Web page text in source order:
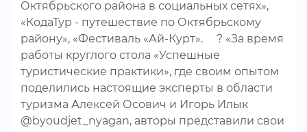
Октябрьского района в социальных сетях»,
«КодаТур - путешествие по Октябрьскому
району», «Фестиваль «Ай-Курт». ⠀ ? «За время
работы круглого стола «Успешные
туристические практики», где своим опытом
поделились настоящие эксперты в области
туризма Алексей Осович и Игорь Илык
@byoudjet_nyagan, авторы представили свои